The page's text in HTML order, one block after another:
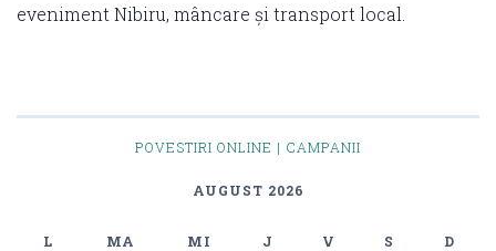
eveniment Nibiru, mâncare și transport local.
POVESTIRI ONLINE | CAMPANII
AUGUST 2026
L MA MI J V S D